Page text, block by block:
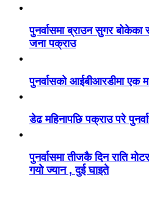
पुनर्वासमा ब्राउन सुगर
जना पक्राउ
पुनर्वासको आईबीआरडीमा एक
डेढ महिनापछि पक्राउ परे
पुनर्वासमा तीजकै दिन राति
गयो ज्यान , दुई घाइते